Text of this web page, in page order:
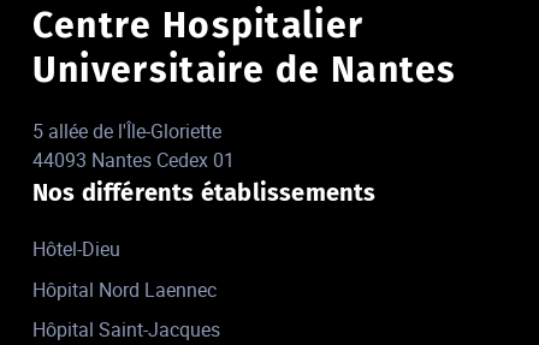
Centre Hospitalier
Universitaire de Nantes
5 allée de l'Île-Gloriette
44093 Nantes Cedex 01
Nos différents établissements
Hôtel-Dieu
Hôpital Nord Laennec
Hôpital Saint-Jacques